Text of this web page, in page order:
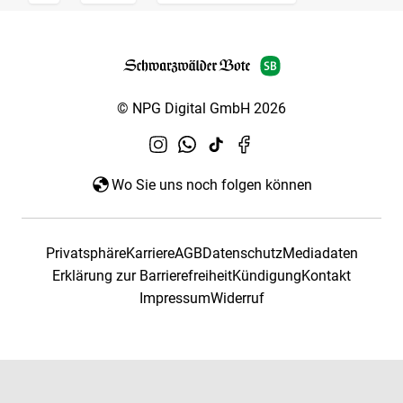
© NPG Digital GmbH 2026
Wo Sie uns noch folgen können
PrivatsphäreKarriereAGBDatenschutzMediadaten
Erklärung zur BarrierefreiheitKündigungKontakt
ImpressumWiderruf